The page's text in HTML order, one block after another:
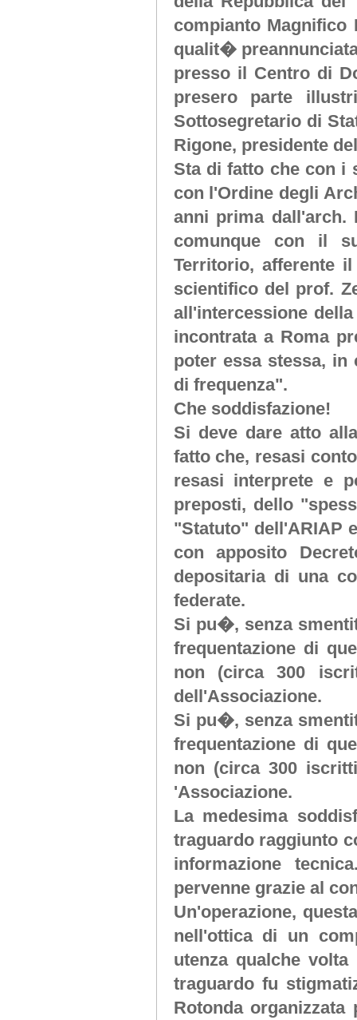
compianto
qualit�
presso il Centro di
presero parte
Sottosegretario di
Rigone, presidente
Sta di fatto che con i
con l'Ordine degli
anni prima dall'arch.
comunque con il
Territorio, afferente
scientifico del prof.
all'intercessione
incontrata a Roma
poter essa stessa, in
di frequenza".
Che soddisfazione!
Si deve dare atto
fatto che, resasi
resasi interprete e
preposti, dello
"Statuto" dell'ARIAP
con apposito
depositaria di una
federate.
Si pu�, senza
frequentazione di
non (circa 300
dell'Associazione.
Si pu�, senza
frequentazione di
non (circa 300
'Associazione.
La medesima
traguardo raggiunto
informazione
pervenne grazie al
Un'operazione,
nell'ottica di un
utenza qualche
traguardo fu
Rotonda